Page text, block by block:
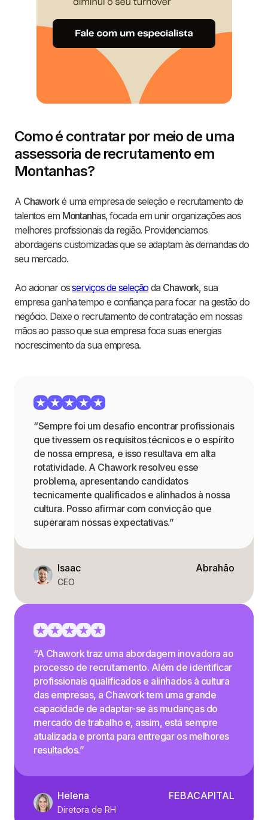
Como é contratar por meio de uma
assessoria de recrutamento em
Montanhas?
A Chaworké uma empresa de seleção e recrutamento de
talentos em Montanhas, focada em unir organizações aos
melhores profissionais da região. Providenciamos
abordagens customizadas que se adaptam às demandas do
seu mercado.
Ao acionar osserviços de seleção da Chawork, sua
empresa ganha tempo e confiança para focar na gestão do
negócio. Deixe o recrutamento de contratação em nossas
mãos ao passo que sua empresa foca suas energias
nocrescimento da sua empresa.
“Sempre foi um desafio encontrar profissionais
que tivessem os requisitos técnicos e o espírito
de nossa empresa, e isso resultava em alta
rotatividade. A Chawork resolveu esse
problema, apresentando candidatos
tecnicamente qualificados e alinhados à nossa
cultura. Posso afirmar com convicção que
superaram nossas expectativas.”
Isaac
CEO
Abrahão
“A Chawork traz uma abordagem inovadora ao
processo de recrutamento. Além de identificar
profissionais qualificados e alinhados à cultura
das empresas, a Chawork tem uma grande
capacidade de adaptar-se às mudanças do
mercado de trabalho e, assim, está sempre
atualizada e pronta para entregar os melhores
resultados.”
Helena
Diretora de RH
FEBACAPITAL